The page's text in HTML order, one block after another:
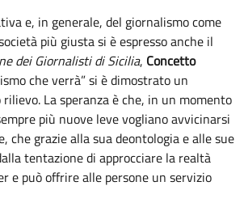
e, in generale, del giornalismo come
più giusta si è espresso anche il
dei Giornalisti di Sicilia, Concetto
che verrà” si è dimostrato un
La speranza è che, in un momento
più nuove leve vogliano avvicinarsi
che grazie alla sua deontologia e alle sue
tentazione di approcciare la realtà
e può offrire alle persone un servizio